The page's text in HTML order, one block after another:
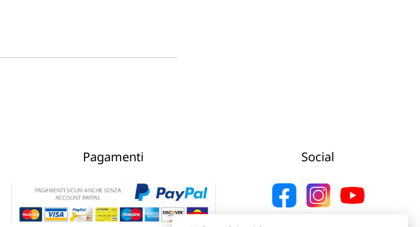
Pagamenti Social